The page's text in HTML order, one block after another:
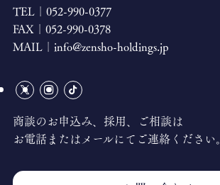
TEL｜ 052-990-0377
FAX｜ 052-990-0378
MAIL｜ info@zensho-holdings.jp
商談のお申込み、採用、ご相談は
お電話またはメールにてご連絡ください。